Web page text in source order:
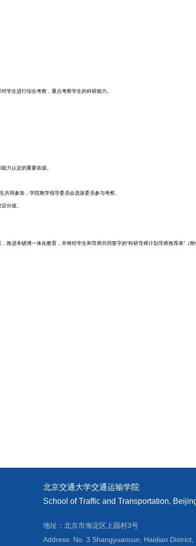
学生进行综合考察，重点考察学生的科研能力。
力认定的重要依据。
同参加，学院教学指导委员会选派委员参与考察。
分值。
进本硕博一体化教育，并将经学生和导师共同签字的“科研导师计划导师推荐表”（
北京交通大学交通运输学院
School of Traffic and Transportation,
地址：北京市海淀区上园村3号
Address: No. 3 Shangyuancun, Haidian District,